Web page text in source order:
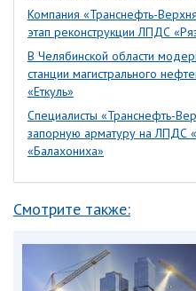
Компания «Транснефть-
этап реконструкции ЛПДС
В Челябинской области
станции магистрального
«Еткуль»
Специалисты «Транснефть-
запорную арматуру на ЛПДС
«Балахониха»
Смотрите также: